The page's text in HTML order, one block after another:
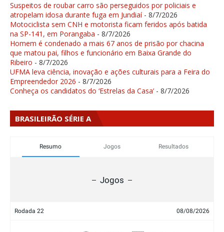
Suspeitos de roubar carro são perseguidos por policiais e
atropelam idosa durante fuga em Jundiaí- 8/7/2026
Motociclista sem CNH e motorista ficam feridos após batida
na SP-141, em Porangaba - 8/7/2026
Homem é condenado a mais 67 anos de prisão por chacina
que matou pai, filhos e funcionário em Baixa Grande do
Ribeiro - 8/7/2026
UFMA leva ciência, inovação e ações culturais para a Feira do
Empreendedor 2026 - 8/7/2026
Conheça os candidatos do ‘Estrelas da Casa’ - 8/7/2026
BRASILEIRÃO SÉRIE A
Resumo Jogos Resultados
Jogos
Rodada 22 08/08/2026